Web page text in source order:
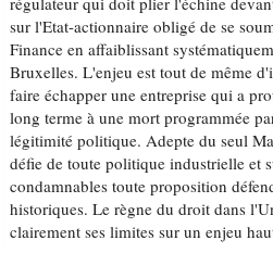
sur l'Etat-actionnaire obligé de se
Finance en affaiblissant
Bruxelles. L'enjeu est tout de même
faire échapper une entreprise qui a
long terme à une mort programmée
légitimité politique. Adepte du seul
défie de toute politique industrielle et
condamnables toute proposition
historiques. Le règne du droit dans
clairement ses limites sur un enjeu